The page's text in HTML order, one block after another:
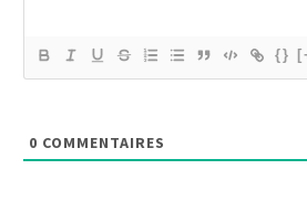
{}
0 COMMENTAIRES